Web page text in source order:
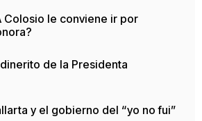
Colosio le conviene ir por
de la Presidenta
y el gobierno del “yo no fui”